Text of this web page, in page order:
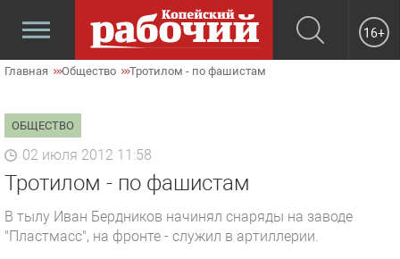
16+
Главная Общество Тротилом - по фашистам
ОБЩЕСТВО
02 июля 2012 11:58
Тротилом - по фашистам
В тылу Иван Бердников начинял снаряды на заводе
"Пластмасс", на фронте - служил в артиллерии.